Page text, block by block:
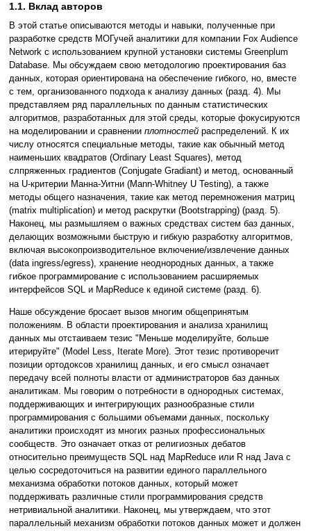
1.1. Вклад авторов
В этой статье описываются методы и навыки, полученные при
разработке средств МОГучей аналитики для компании Fox Audience
Network с использованием крупной установки системы Greenplum
Database. Мы обсуждаем свою методологию проектирования баз
данных, которая ориентирована на обеспечение гибкого, но, вместе
с тем, организованного подхода к анализу данных (разд. 4). Мы
представляем ряд параллельных по данным статистических
алгоритмов, разработанных для этой среды, которые фокусируются
на моделировании и сравнении плотностей распределений. К их
числу относятся специальные методы, такие как обычный метод
наименьших квадратов (Ordinary Least Squares), метод
слпряженных градиентов (Conjugate Gradiant) и метод, основанный
на U-критерии Манна-Уитни (Mann-Whitney U Testing), а также
методы общего назначения, такие как метод перемножения матриц
(matrix multiplication) и метод раскрутки (Bootstrapping) (разд. 5).
Наконец, мы размышляем о важных средствах систем баз данных,
делающих возможными быструю и гибкую разработку алгоритмов,
включая высокопроизводительное включение/извлечение данных
(data ingress/egress), хранение неоднородных данных, а также
гибкое программирование с использованием расширяемых
интерфейсов SQL и MapReduce к единой системе (разд. 6).
Наше обсуждение бросает вызов многим общепринятым
положениям. В области проектирования и анализа хранилищ
данных мы отстаиваем тезис "Меньше моделируйте, больше
итерируйте" (Model Less, Iterate More). Этот тезис противоречит
позиции ортодоксов хранилищ данных, и его смысл означает
передачу всей полноты власти от администраторов баз данных
аналитикам. Мы говорим о потребности в однородных системах,
поддерживающих и интегрирующих разнообразные стили
программирования с большими объемами данных, поскольку
аналитики происходят из многих разных профессиональных
сообществ. Это означает отказ от религиозных дебатов
относительно преимуществ SQL над MapReduce или R над Java с
целью сосредоточиться на развитии единого параллельного
механизма обработки потоков данных, который может
поддерживать различные стили программирования средств
нетривиальной аналитики. Наконец, мы утверждаем, что этот
параллельный механизм обработки потоков данных может и должен